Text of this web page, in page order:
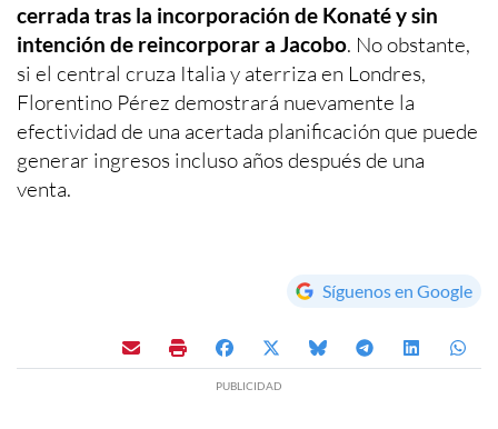
cerrada tras la incorporación de Konaté y sin
intención de reincorporar a Jacobo. No obstante,
si el central cruza Italia y aterriza en Londres,
Florentino Pérez demostrará nuevamente la
efectividad de una acertada planificación que puede
generar ingresos incluso años después de una
venta.
Síguenos en Google